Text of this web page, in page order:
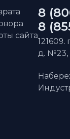
сайта
8
8
д. №23,